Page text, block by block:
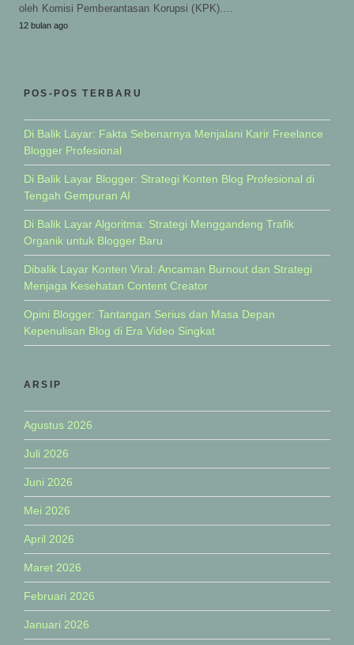
oleh Komisi Pemberantasan Korupsi (KPK).…
12 bulan ago
POS-POS TERBARU
Di Balik Layar: Fakta Sebenarnya Menjalani Karir Freelance
Blogger Profesional
Di Balik Layar Blogger: Strategi Konten Blog Profesional di
Tengah Gempuran AI
Di Balik Layar Algoritma: Strategi Menggandeng Trafik
Organik untuk Blogger Baru
Dibalik Layar Konten Viral: Ancaman Burnout dan Strategi
Menjaga Kesehatan Content Creator
Opini Blogger: Tantangan Serius dan Masa Depan
Kepenulisan Blog di Era Video Singkat
ARSIP
Agustus 2026
Juli 2026
Juni 2026
Mei 2026
April 2026
Maret 2026
Februari 2026
Januari 2026